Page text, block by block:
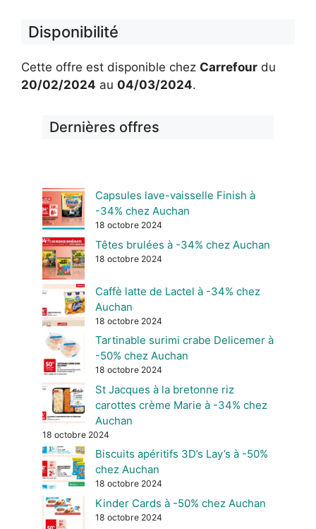
Disponibilité
Cette offre est disponible chez Carrefour du
20/02/2024 au 04/03/2024.
Dernières offres
Capsules lave-vaisselle Finish à
-34% chez Auchan
18 octobre 2024
Têtes brulées à -34% chez Auchan
18 octobre 2024
Caffè latte de Lactel à -34% chez
Auchan
18 octobre 2024
Tartinable surimi crabe Delicemer à
-50% chez Auchan
18 octobre 2024
St Jacques à la bretonne riz
carottes crème Marie à -34% chez
Auchan
18 octobre 2024
Biscuits apéritifs 3D’s Lay’s à -50%
chez Auchan
18 octobre 2024
Kinder Cards à -50% chez Auchan
18 octobre 2024